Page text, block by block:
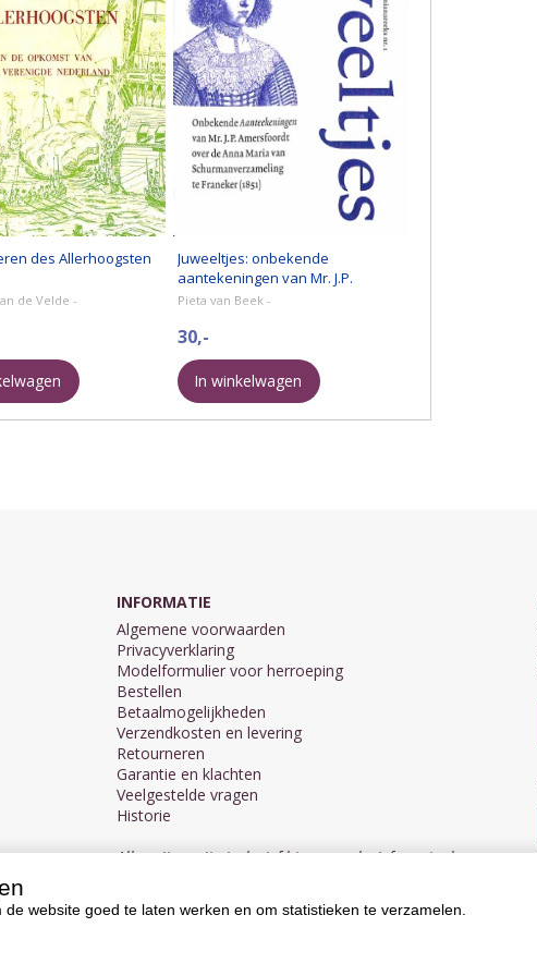
des Allerhoogsten
de Velde -
Juweeltjes: onbekende
aantekeningen van Mr. J.P.
Amersfoordt over de Anna Maria
Pieta van Beek -
30,-
In winkelwagen
INFORMATIE
Algemene voorwaarden
Privacyverklaring
Modelformulier voor herroeping
Bestellen
Betaalmogelijkheden
Verzendkosten en levering
Retourneren
Garantie en klachten
Veelgestelde vragen
Historie
Alle prijzen zijn inclusief btw en exclusief eventuele
website goed te laten werken en om statistieken te verzamelen.